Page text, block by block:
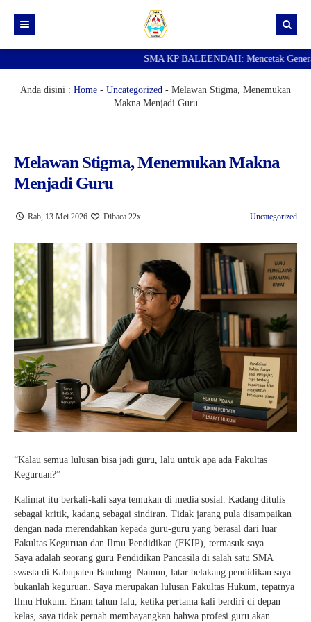
Berita
SPMB
SMA KP BALEENDAH: Mencetak
Anda disini : Home - Uncategorized - Melawan Stigma, Menemukan
Makna Menjadi Guru
Melawan Stigma, Menemukan Makna
Menjadi Guru
Rab, 13 Mei 2026 Dibaca 22x Uncategorized
“Kalau semua lulusan bisa jadi guru, lalu untuk apa ada Fakultas
Keguruan?”
Kalimat itu berkali-kali saya temukan di media sosial. Kadang ditulis
sebagai kritik, kadang sebagai sindiran. Tidak jarang pula disampaikan
dengan nada merendahkan kepada guru-guru yang berasal dari luar
Fakultas Keguruan dan Ilmu Pendidikan (FKIP), termasuk saya.
Saya adalah seorang guru Pendidikan Pancasila di salah satu SMA
swasta di Kabupaten Bandung. Namun, latar belakang pendidikan saya
bukanlah keguruan. Saya merupakan lulusan Fakultas Hukum, tepatnya
Ilmu Hukum. Enam tahun lalu, ketika pertama kali berdiri di depan
kelas, saya tidak pernah membayangkan bahwa profesi guru akan